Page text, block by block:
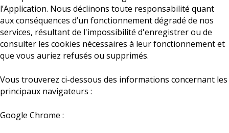
l’Application. Nous déclinons toute responsabilité quant
aux conséquences d’un fonctionnement dégradé de nos
services, résultant de l'impossibilité d'enregistrer ou de
consulter les cookies nécessaires à leur fonctionnement et
que vous auriez refusés ou supprimés.
Vous trouverez ci-dessous des informations concernant les
principaux navigateurs :
Google Chrome :